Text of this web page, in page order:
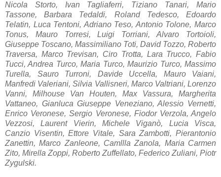
Nicola Storto, Ivan Tagliaferri, Tiziano Tanari, Mario
Tassone, Barbara Tedaldi, Roland Tedesco, Edoardo
Telatin, Luca Tentoni, Adriano Teso, Antonio Tolone, Marco
Tonus, Mauro Torresi, Luigi Torriani, Alvaro Tortoioli,
Giuseppe Toscano, Massimiliano Toti, David Tozzo, Roberto
Traversa, Marco Trevisan, Ciro Trotta, Lara Trucco, Fabio
Tucci, Andrea Turco, Maria Turco, Maurizio Turco, Massimo
Turella, Sauro Turroni, Davide Uccella, Mauro Vaiani,
Manfredi Valeriani, Silvia Vallisneri, Marco Valtriani, Lorenzo
Vanni, Milhouse Van Houten, Max Vassura, Margherita
Vattaneo, Gianluca Giuseppe Veneziano, Alessio Vernetti,
Enrico Veronese, Sergio Veronese, Fiodor Verzola, Angelo
Vezzosi, Laurent Vierin, Michele Viganò, Lucia Visca,
Canzio Visentin, Ettore Vitale, Sara Zambotti, Pierantonio
Zanettin, Marco Zanleone, Camllla Zanola, Maria Carmen
Zito, Mirella Zoppi, Roberto Zuffellato, Federico Zuliani, Piotr
Zygulski.